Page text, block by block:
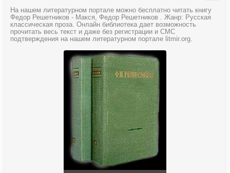
На нашем литературном портале можно бесплатно читать книгу
Федор Решетников - Макся, Федор Решетников . Жанр: Русская
классическая проза. Онлайн библиотека дает возможность
прочитать весь текст и даже без регистрации и СМС
подтверждения на нашем литературном портале litmir.org.